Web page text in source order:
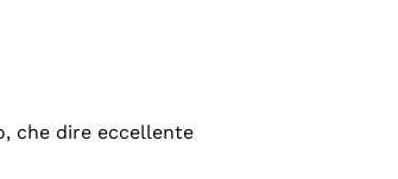
che dire eccellente